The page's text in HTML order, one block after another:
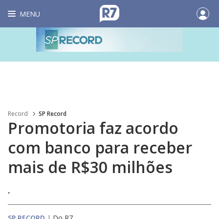
MENU
Record SP Record
Promotoria faz acordo
com banco para receber
mais de R$30 milhões
.